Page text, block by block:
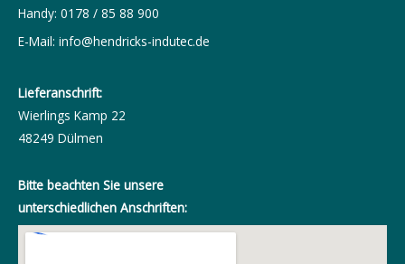
Handy: 0178 / 85 88 900
E-Mail: info@hendricks-indutec.de
Lieferanschrift:
Wierlings Kamp 22
48249 Dülmen
Bitte beachten Sie unsere
unterschiedlichen Anschriften: